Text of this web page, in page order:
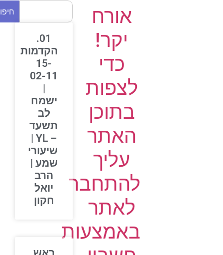
אורח
יקר!
כדי
לצפות
בתוכן
האתר
עליך
להתחבר
לאתר
באמצעות
חיפוש
01.
הקדמות
15-
02-11
ישמח
לב
תשעד
– YL |
שיעורי
שמע |
הרב
יואל
חקון